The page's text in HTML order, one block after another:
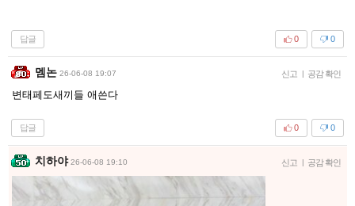
답글 0
0
멤논 26-06-08 19:07 신고 | 공감 확인
변태페도새끼들 애쓴다
답글 0
0
치하야 26-06-08 19:10 신고 | 공감 확인